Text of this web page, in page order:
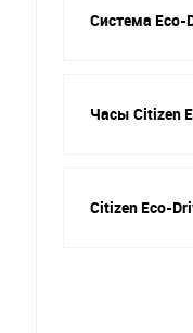
Система Eco-
Часы Citizen
Citizen Eco-